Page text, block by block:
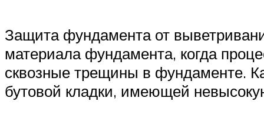
Защита фундамента от
материала фундамента, когда
сквозные трещины в фундаменте.
бутовой кладки, имеющей